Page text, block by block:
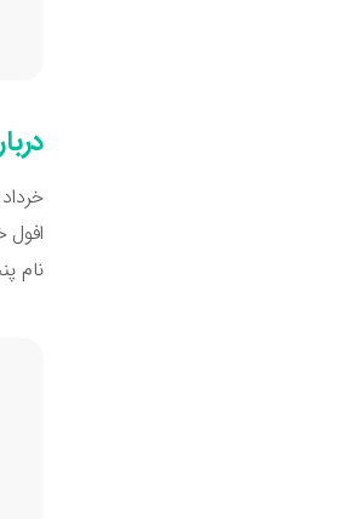
نام